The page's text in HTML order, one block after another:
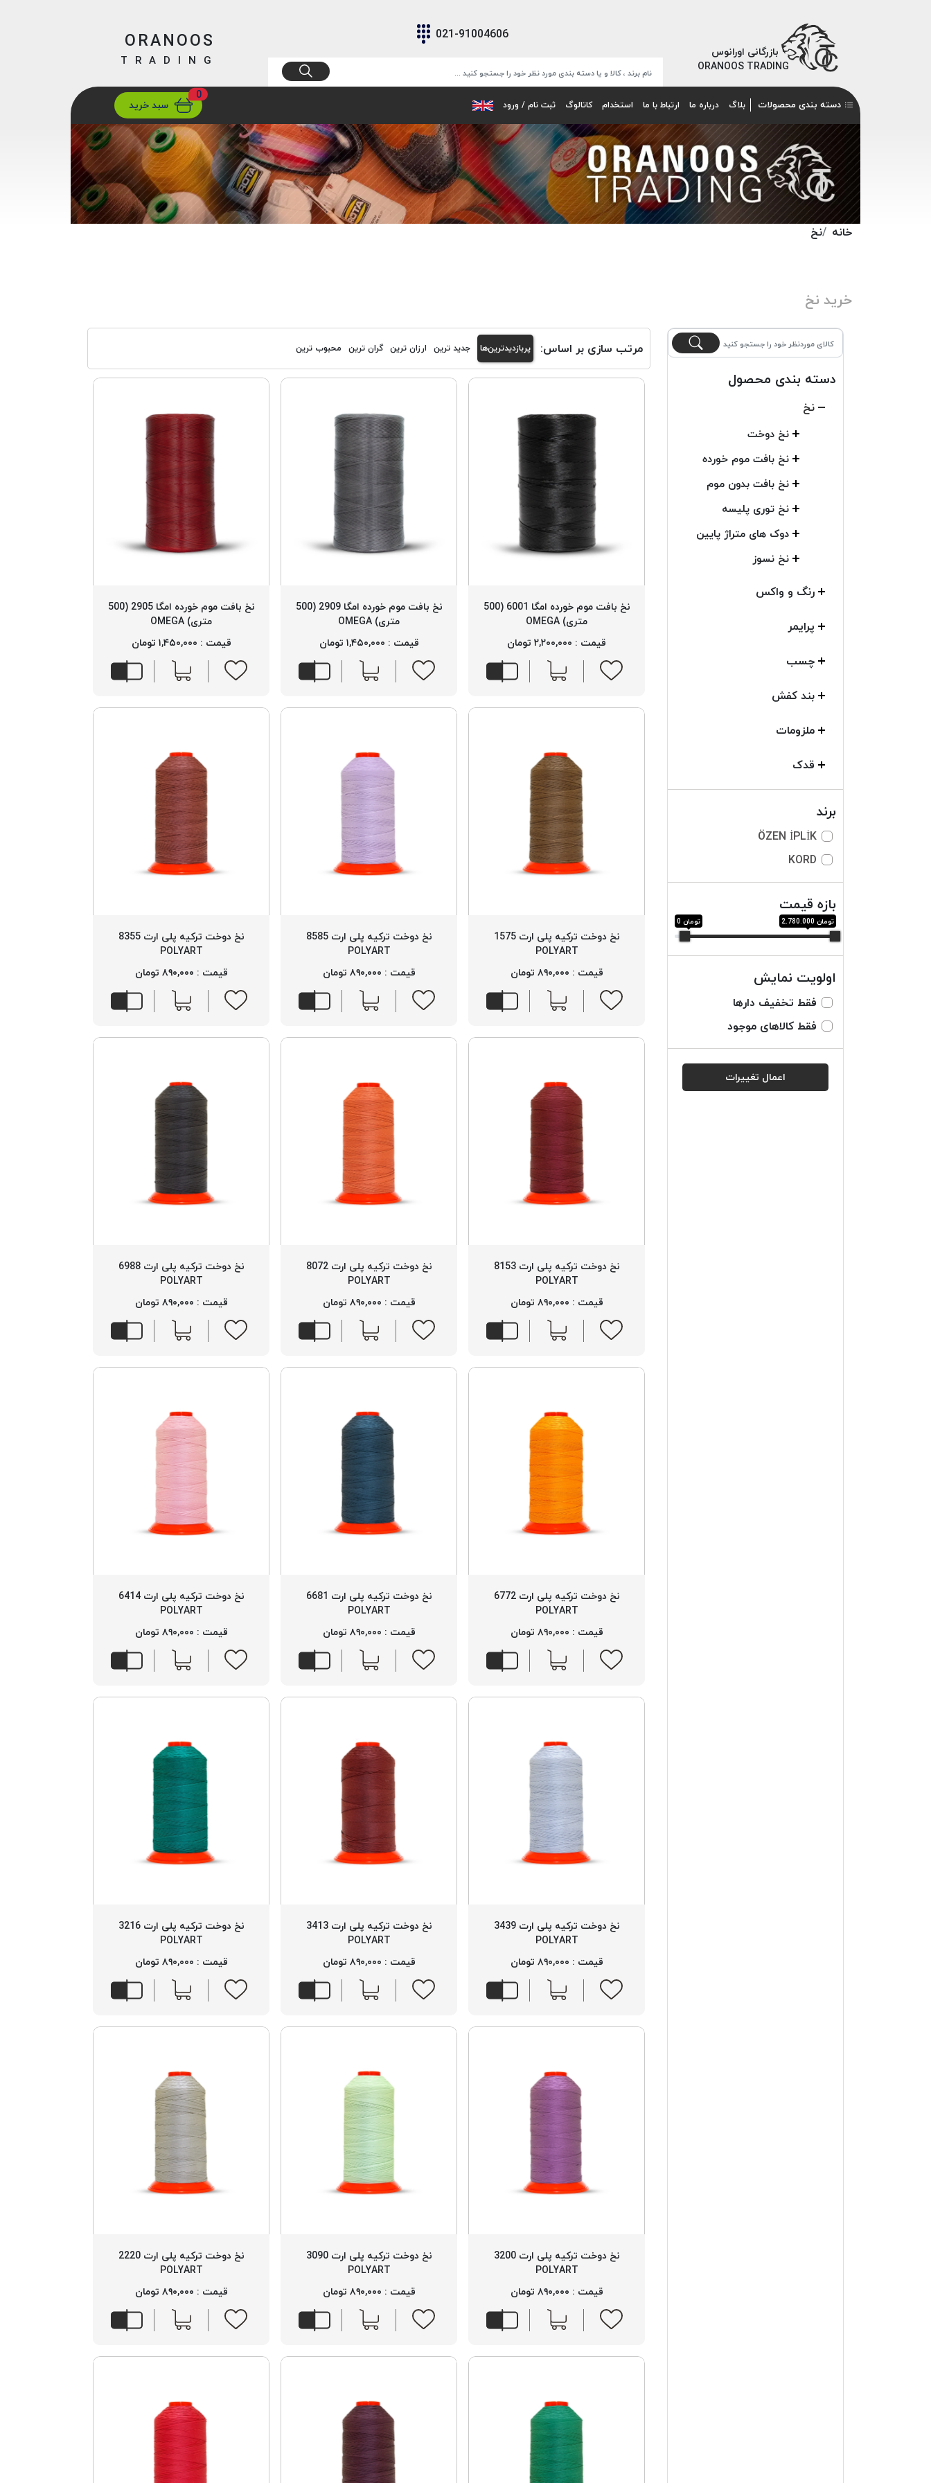
بازرگانی اورانوس
ORANOOS TRADING
021-91004606
ارسالتهران/ تهران
ORANOOS
TRADING
دسته بندی محصولات بلاگ درباره ما ارتباط با ما استخدام کاتالوگ ثبت نام / ورود
0
سبد خرید
خانه نخ
خرید نخ
دسته بندی محصول
نخ
نخ دوخت
نخ بافت موم خورده
نخ بافت بدون موم
نخ توری پلیسه
دوک های متراژ پایین
نخ نسوز
رنگ و واکس
پرایمر
چسب
بند کفش
ملزومات
قدک
برند
ÖZEN İPLİK
KORD
بازه قیمت
تومان 0 تومان 2.780.000
اولویت نمایش
فقط تخفیف دارها
فقط کالاهای موجود
اعمال تغییرات
مرتب سازی بر اساس: پربازدیدترین‌ها جدید ترین ارزان ترین گران ترین محبوب ترین
نخ بافت موم خورده امگا 6001 (500
متری) OMEGA
قیمت : ۲,۲۰۰,۰۰۰ تومان
نخ بافت موم خورده امگا 2909 (500
متری) OMEGA
قیمت : ۱,۴۵۰,۰۰۰ تومان
نخ بافت موم خورده امگا 2905 (500
متری) OMEGA
قیمت : ۱,۴۵۰,۰۰۰ تومان
نخ دوخت ترکیه پلی ارت 1575
POLYART
قیمت : ۸۹۰,۰۰۰ تومان
نخ دوخت ترکیه پلی ارت 8585
POLYART
قیمت : ۸۹۰,۰۰۰ تومان
نخ دوخت ترکیه پلی ارت 8355
POLYART
قیمت : ۸۹۰,۰۰۰ تومان
نخ دوخت ترکیه پلی ارت 8153
POLYART
قیمت : ۸۹۰,۰۰۰ تومان
نخ دوخت ترکیه پلی ارت 8072
POLYART
قیمت : ۸۹۰,۰۰۰ تومان
نخ دوخت ترکیه پلی ارت 6988
POLYART
قیمت : ۸۹۰,۰۰۰ تومان
نخ دوخت ترکیه پلی ارت 6772
POLYART
قیمت : ۸۹۰,۰۰۰ تومان
نخ دوخت ترکیه پلی ارت 6681
POLYART
قیمت : ۸۹۰,۰۰۰ تومان
نخ دوخت ترکیه پلی ارت 6414
POLYART
قیمت : ۸۹۰,۰۰۰ تومان
نخ دوخت ترکیه پلی ارت 3439
POLYART
قیمت : ۸۹۰,۰۰۰ تومان
نخ دوخت ترکیه پلی ارت 3413
POLYART
قیمت : ۸۹۰,۰۰۰ تومان
نخ دوخت ترکیه پلی ارت 3216
POLYART
قیمت : ۸۹۰,۰۰۰ تومان
نخ دوخت ترکیه پلی ارت 3200
POLYART
قیمت : ۸۹۰,۰۰۰ تومان
نخ دوخت ترکیه پلی ارت 3090
POLYART
قیمت : ۸۹۰,۰۰۰ تومان
نخ دوخت ترکیه پلی ارت 2220
POLYART
قیمت : ۸۹۰,۰۰۰ تومان